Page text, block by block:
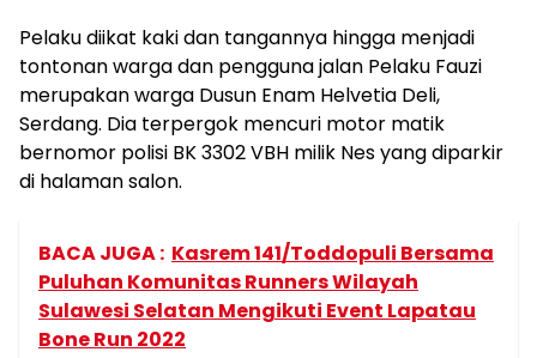
Pelaku diikat kaki dan tangannya hingga menjadi
tontonan warga dan pengguna jalan Pelaku Fauzi
merupakan warga Dusun Enam Helvetia Deli,
Serdang. Dia terpergok mencuri motor matik
bernomor polisi BK 3302 VBH milik Nes yang diparkir
di halaman salon.
BACA JUGA : Kasrem 141/Toddopuli Bersama
Puluhan Komunitas Runners Wilayah
Sulawesi Selatan Mengikuti Event Lapatau
Bone Run 2022